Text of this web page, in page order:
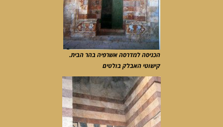
הכניסה למדרסה אשרפיה בהר הבית.
קישוטי האבלק בולטים